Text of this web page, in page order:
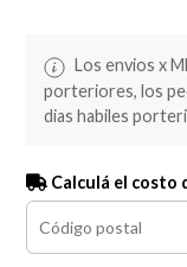
Los envios x
porteriores, los
dias habiles
Calculá el costo